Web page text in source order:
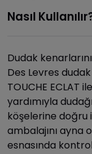
Nasıl
Dudak
Des Levres
TOUCHE ECLAT
yardımıyla
köşelerine doğru
ambalajını ayna
esnasında kontrol